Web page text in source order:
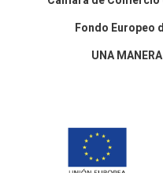
Fondo Europeo
UNA